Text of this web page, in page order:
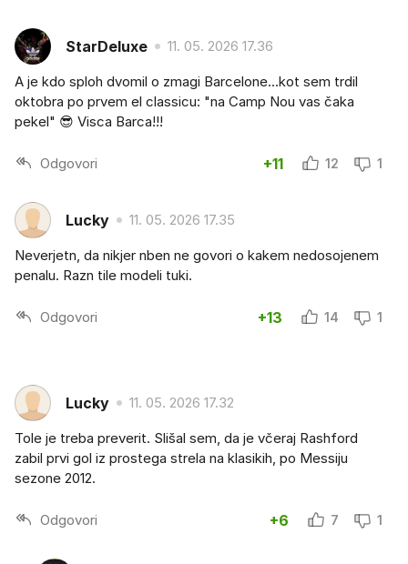
StarDeluxe 11. 05. 2026 17.36
A je kdo sploh dvomil o zmagi Barcelone...kot sem trdil
oktobra po prvem el classicu: "na Camp Nou vas čaka
pekel" 😎 Visca Barca!!!
Odgovori +11 12 1
Lucky 11. 05. 2026 17.35
Neverjetn, da nikjer nben ne govori o kakem nedosojenem
penalu. Razn tile modeli tuki.
Odgovori +13 14 1
Lucky 11. 05. 2026 17.32
Tole je treba preverit. Slišal sem, da je včeraj Rashford
zabil prvi gol iz prostega strela na klasikih, po Messiju
sezone 2012.
Odgovori +6 7 1